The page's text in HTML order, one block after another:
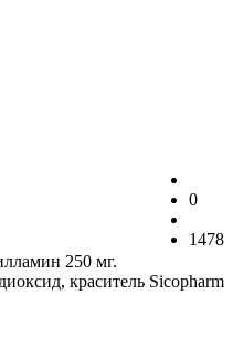
0
1478
250 мг.
краситель Sicopharm